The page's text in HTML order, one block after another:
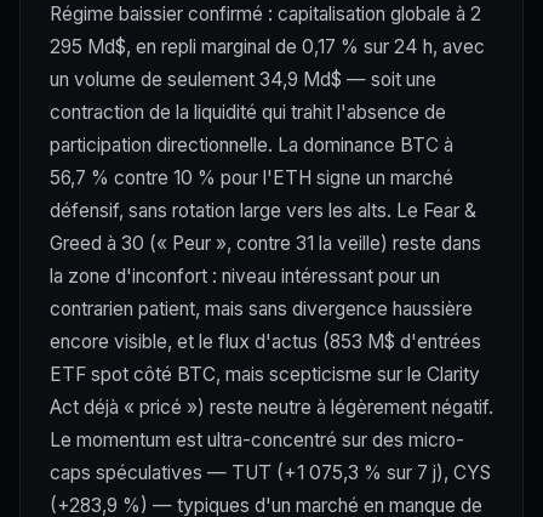
Régime baissier confirmé : capitalisation globale à 2
295 Md$, en repli marginal de 0,17 % sur 24 h, avec
un volume de seulement 34,9 Md$ — soit une
contraction de la liquidité qui trahit l'absence de
participation directionnelle. La dominance BTC à
56,7 % contre 10 % pour l'ETH signe un marché
défensif, sans rotation large vers les alts. Le Fear &
Greed à 30 (« Peur », contre 31 la veille) reste dans
la zone d'inconfort : niveau intéressant pour un
contrarien patient, mais sans divergence haussière
encore visible, et le flux d'actus (853 M$ d'entrées
ETF spot côté BTC, mais scepticisme sur le Clarity
Act déjà « pricé ») reste neutre à légèrement négatif.
Le momentum est ultra-concentré sur des micro-
caps spéculatives — TUT (+1 075,3 % sur 7 j), CYS
(+283,9 %) — typiques d'un marché en manque de